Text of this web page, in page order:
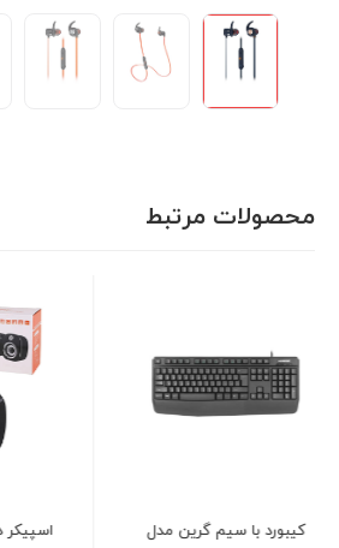
محصولات مرتبط
اسپیکر دسکتاپ دی نت مدل